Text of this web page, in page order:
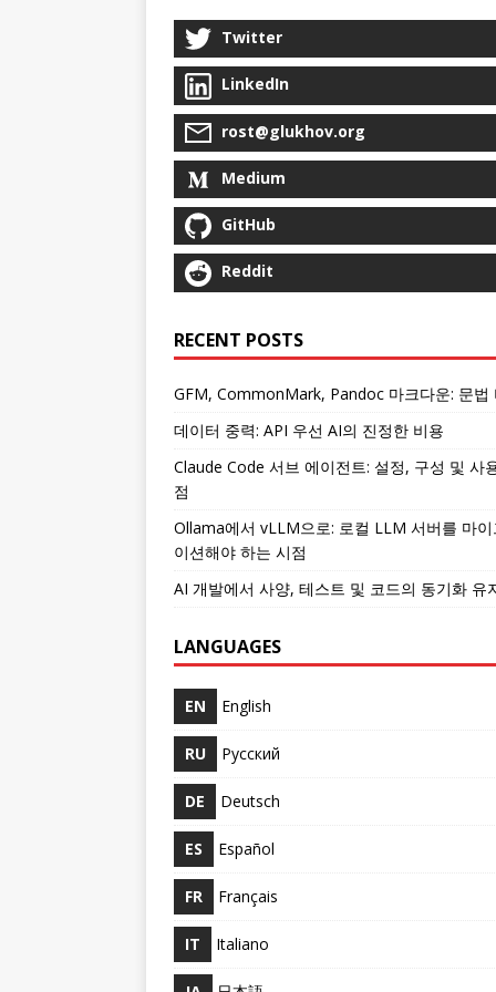
Twitter
LinkedIn
rost@glukhov.org
Medium
GitHub
Reddit
RECENT POSTS
GFM, CommonMark, Pandoc 마크다운: 문법
데이터 중력: API 우선 AI의 진정한 비용
Claude Code 서브 에이전트: 설정, 구성 및 사
점
Ollama에서 vLLM으로: 로컬 LLM 서버를 마이
이션해야 하는 시점
AI 개발에서 사양, 테스트 및 코드의 동기화 유
LANGUAGES
EN English
RU Русский
DE Deutsch
ES Español
FR Français
IT Italiano